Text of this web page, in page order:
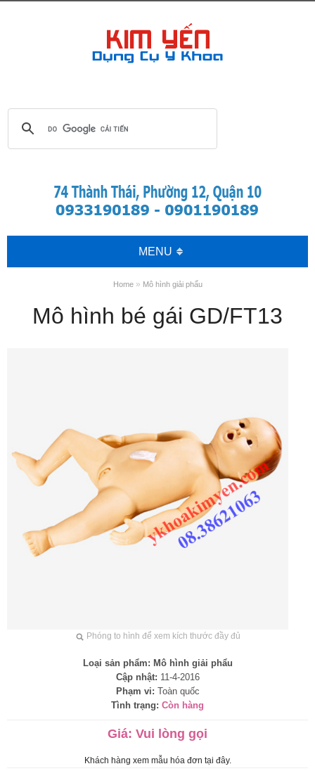
MENU
Home» Mô hình giải phẩu
Mô hình bé gái GD/FT13
Phóng to hình để xem kích thước đầy đủ
Loại sản phẩm: Mô hình giải phẩu
Cập nhật: 11-4-2016
Phạm vi: Toàn quốc
Tình trạng: Còn hàng
Giá: Vui lòng gọi
Khách hàng xem mẫu hóa đơn tại đây.